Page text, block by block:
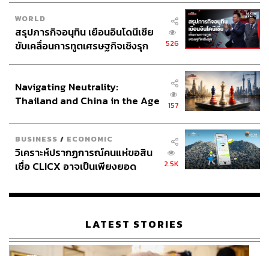
WORLD
สรุปภารกิจอนุทิน เยือนอินโดนีเซีย
ขับเคลื่อนการทูตเศรษฐกิจเชิงรุก
526
Navigating Neutrality:
Thailand and China in the Age
157
BUSINESS / ECONOMIC
วิเคราะห์ปรากฏการณ์คนแห่ขอสิน
เชื่อ CLICX อาจเป็นเพียงยอด
เรือนไทยที่ถูกซุกไว้
2.5K
LATEST STORIES